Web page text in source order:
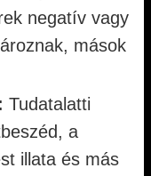
negatív vagy
mások
Tudatalatti
a
illata és más